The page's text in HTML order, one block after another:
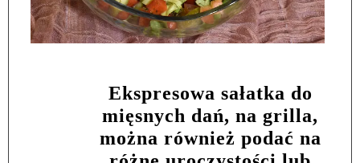
Ekspresowa sałatka do
mięsnych dań, na grilla,
można również podać na